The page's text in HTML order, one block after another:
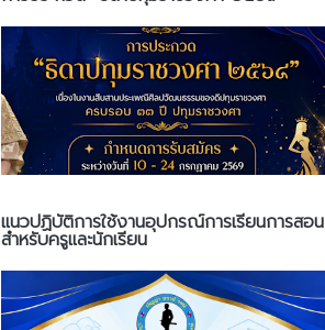
แนวปฏิบัติการใช้งานอุปกรณ์การเรียนการสอน
สำหรับครูและนักเรียน